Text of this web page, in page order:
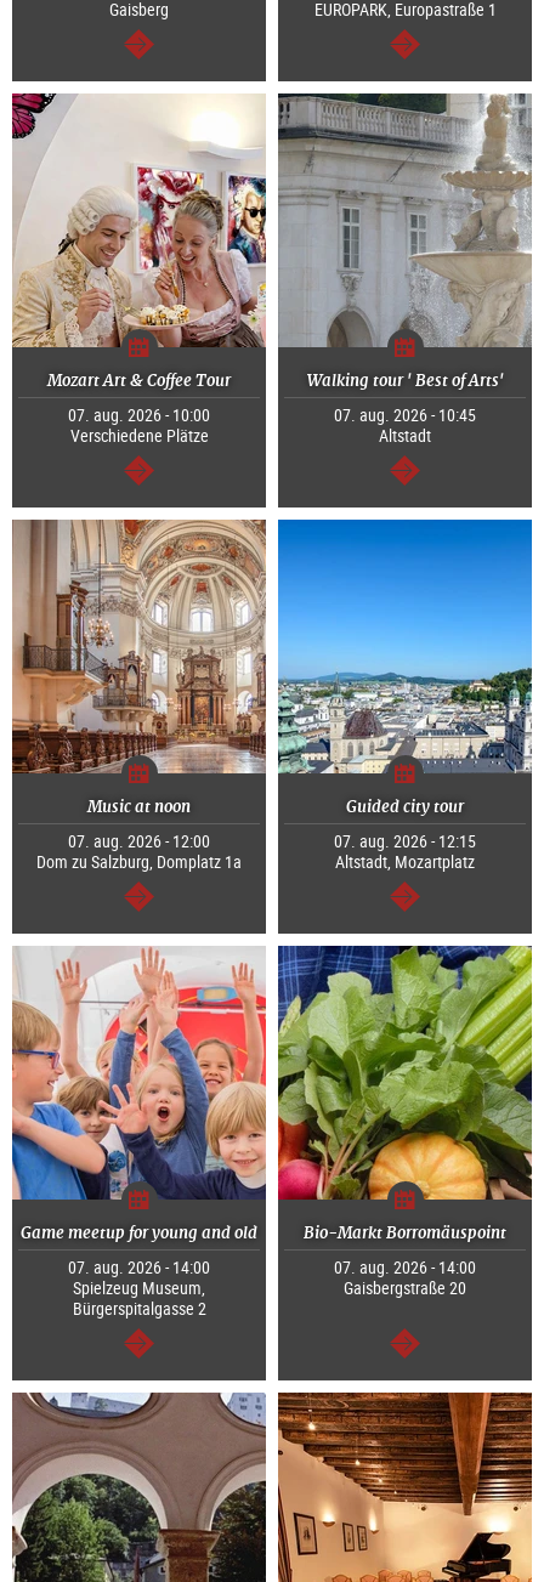
Gaisberg
Tovább
EUROPARK, Europastraße 1
Tovább
Mozart Art & Coffee Tour
07. aug. 2026 - 10:00
Verschiedene Plätze
Tovább
Walking tour ' Best of Arts'
07. aug. 2026 - 10:45
Altstadt
Tovább
Music at noon
07. aug. 2026 - 12:00
Dom zu Salzburg, Domplatz 1a
Tovább
Guided city tour
07. aug. 2026 - 12:15
Altstadt, Mozartplatz
Tovább
Game meetup for young and old
07. aug. 2026 - 14:00
Spielzeug Museum,
Bürgerspitalgasse 2
Tovább
Bio-Markt Borromäuspoint
07. aug. 2026 - 14:00
Gaisbergstraße 20
Tovább